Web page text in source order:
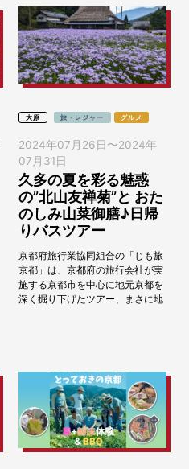
大原 旅・レジャー グルメ
2024年07月26日 〜2024年
07月31日
久多の夏を彩る魅惑
の”北山友禅菊”と おた
のしみ山菜御膳♪日帰
りバスツアー
京都府旅行業協同組合の「じも旅
京都」は、京都府の旅行会社が実
施する京都市を中心に地元京都を
深く掘り下げたツアー、まさに地